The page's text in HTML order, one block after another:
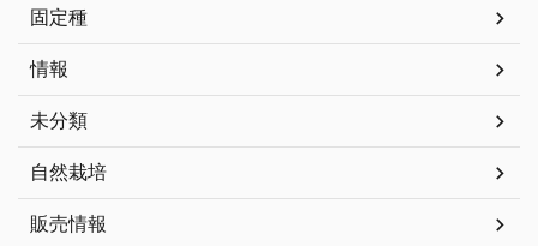
固定種
情報
未分類
自然栽培
販売情報